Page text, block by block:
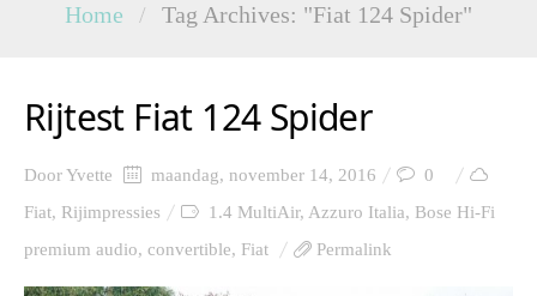
Home / Tag Archives: "Fiat 124 Spider"
Rijtest Fiat 124 Spider
DoorYvette maandag, november 14, 2016
0
Fiat, Rijimpressies 1.4 MultiAir, Azzuro Italia, Bose Hi-Fi
premium audio, convertible, Fiat Permalink